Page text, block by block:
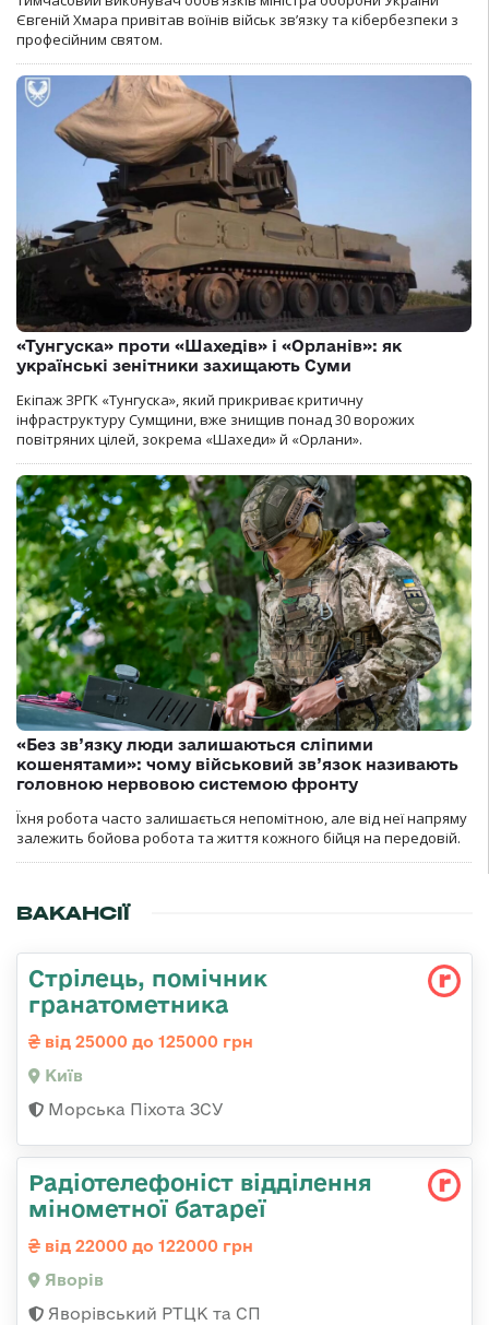
Євгеній Хмара привітав воїнів військ зв’язку та кібербезпеки з
професійним святом.
«Тунгуска» проти «Шахедів» і «Орланів»: як
українські зенітники захищають Суми
Екіпаж ЗРГК «Тунгуска», який прикриває критичну
інфраструктуру Сумщини, вже знищив понад 30 ворожих
повітряних цілей, зокрема «Шахеди» й «Орлани».
«Без зв’язку люди залишаються сліпими
кошенятами»: чому військовий зв’язок називають
головною нервовою системою фронту
Їхня робота часто залишається непомітною, але від неї напряму
залежить бойова робота та життя кожного бійця на передовій.
ВАКАНСІЇ
Стpілець, помічник
гpанатометника
від 25000 до 125000 грн
Київ
Морська Піхота ЗСУ
Радіотелефоніст відділення
мінометної батареї
від 22000 до 122000 грн
Яворів
Яворівський РТЦК та СП